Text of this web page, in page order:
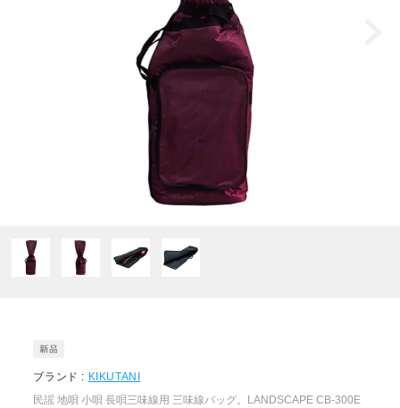
ブランド : KIKUTANI
民謡 地唄 小唄 長唄三味線用 三味線バッグ。LANDSCAPE CB-300E